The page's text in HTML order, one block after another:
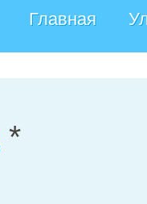
Главная
*